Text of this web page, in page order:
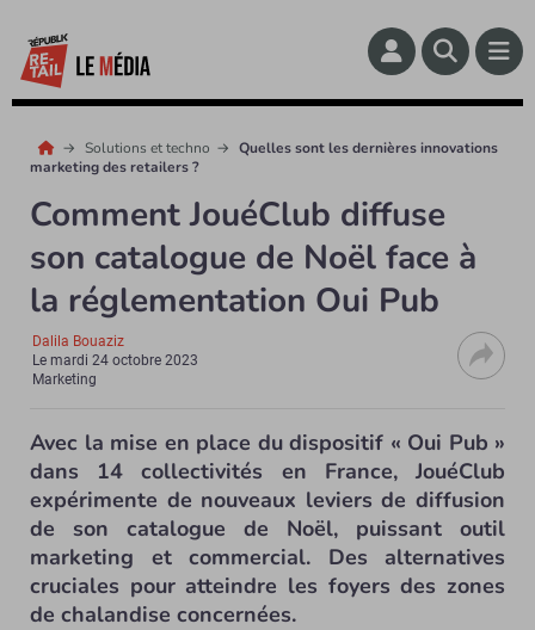
Solutions et techno
Quelles sont les dernières innovations
marketing des retailers ?
Comment JouéClub diffuse
son catalogue de Noël face à
la réglementation Oui Pub
Dalila Bouaziz
Lemardi 24 octobre 2023
Marketing
Avec la mise en place du dispositif « Oui Pub »
dans 14 collectivités en France, JouéClub
expérimente de nouveaux leviers de diffusion
de son catalogue de Noël, puissant outil
marketing et commercial. Des alternatives
cruciales pour atteindre les foyers des zones
de chalandise concernées.